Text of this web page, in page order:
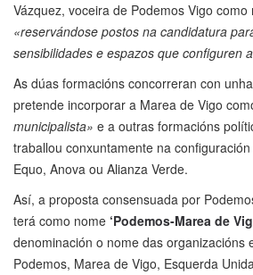
Vázquez, voceira de Podemos Vigo como
«reservándose postos na candidatura
sensibilidades e espazos que configuren
As dúas formacións concorreran con
pretende incorporar a Marea de Vigo
municipalista» e a outras formacións
traballou conxuntamente na
Equo, Anova ou Alianza Verde.
Así, a proposta consensuada por
terá como nome ‘Podemos-Marea de
denominación o nome das organizacións
Podemos, Marea de Vigo, Esquerda